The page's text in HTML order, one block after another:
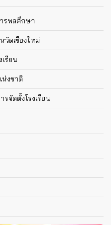
รพลศึกษา
วัดเชียงใหม่
รียน
งชาติ
จัดตั้งโรงเรียน